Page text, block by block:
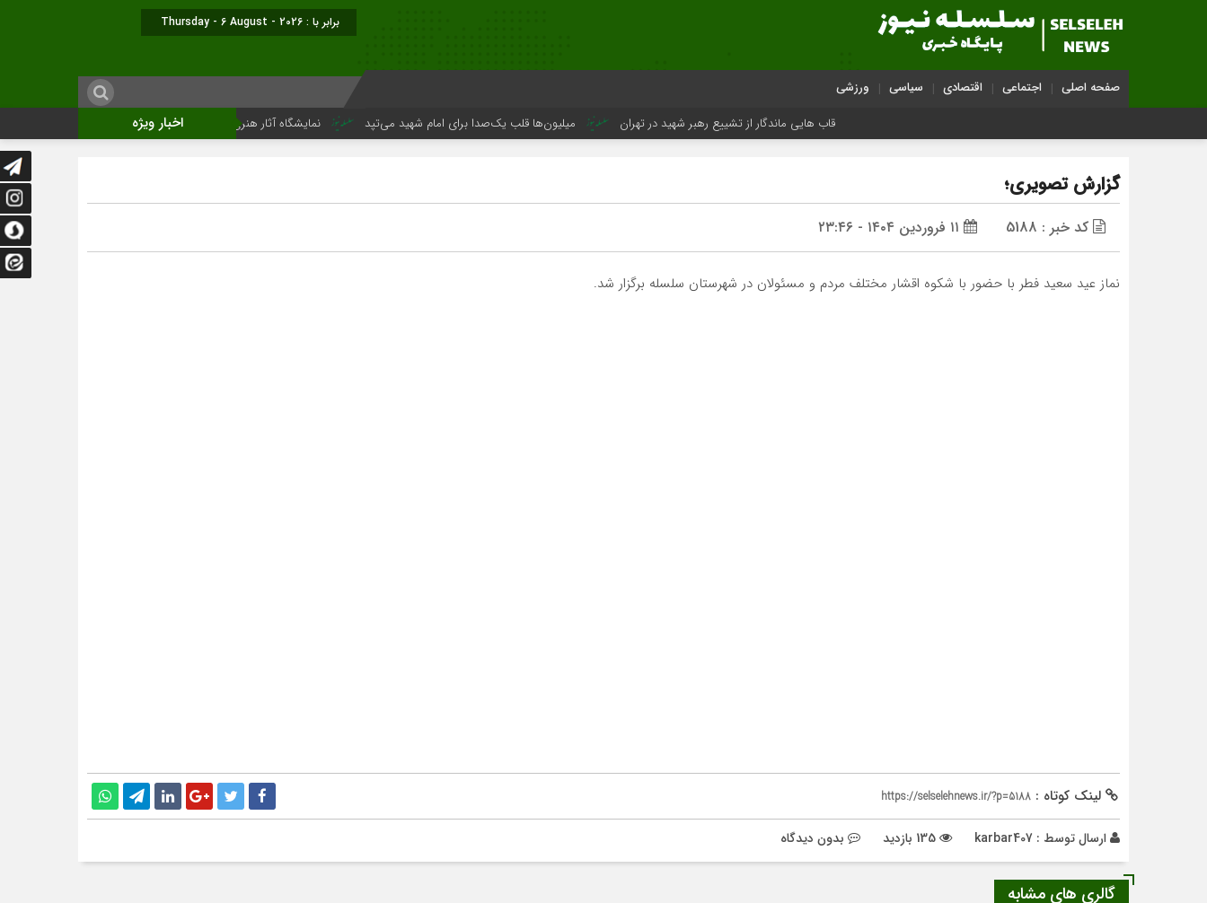
برابر با : Thursday - 6 August - 2026
صفحه اصلی اجتماعی اقتصادی سیاسی ورزشی
اخبار ویژه قاب هایی ماندگار از تشییع رهبر شهید در تهران میلیون‌ها قلب یک‌صدا برای امام شهید می‌تپد نمایشگاه آثار هنری ویژه ارتحال امام (ره)برگزار میگردد.
گزارش تصویری؛
کد خبر : 5188
نماز عید سعید فطر با حضور با شکوه اقشار مختلف مردم و مسئولان در شهرستان سلسله برگزار شد.
لینک کوتاه : https://selselehnews.ir/?p=5188
ارسال توسط : karbar407 بدون دیدگاه
گالری های مشابه